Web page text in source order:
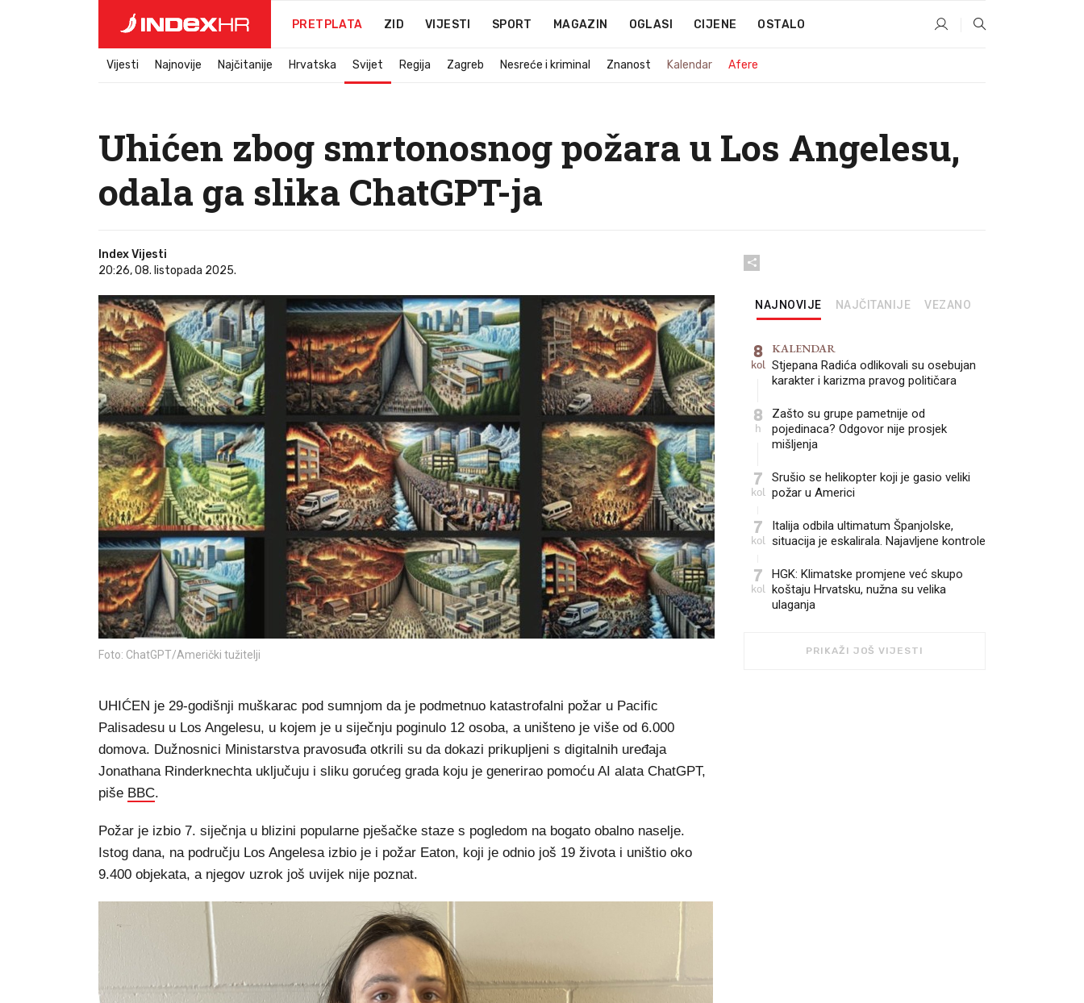
PRETPLATA ZID VIJESTI SPORT MAGAZIN OGLASI CIJENE OSTALO
Vijesti Najnovije Najčitanije Hrvatska Svijet Regija Zagreb Nesreće i kriminal Znanost Kalendar Afere
Uhićen zbog smrtonosnog požara u Los Angelesu,
odala ga slika ChatGPT-ja
Index Vijesti
20:26, 08. listopada 2025.
Foto: ChatGPT/Američki tužitelji
UHIĆEN je 29-godišnji muškarac pod sumnjom da je podmetnuo katastrofalni požar u Pacific
Palisadesu u Los Angelesu, u kojem je u siječnju poginulo 12 osoba, a uništeno je više od 6.000
domova. Dužnosnici Ministarstva pravosuđa otkrili su da dokazi prikupljeni s digitalnih uređaja
Jonathana Rinderknechta uključuju i sliku gorućeg grada koju je generirao pomoću AI alata ChatGPT,
piše BBC.
Požar je izbio 7. siječnja u blizini popularne pješačke staze s pogledom na bogato obalno naselje.
Istog dana, na području Los Angelesa izbio je i požar Eaton, koji je odnio još 19 života i uništio oko
9.400 objekata, a njegov uzrok još uvijek nije poznat.
NAJNOVIJE NAJČITANIJE VEZANO
8
kol
KALENDAR
Stjepana Radića odlikovali su osebujan
karakter i karizma pravog političara
8
h
Zašto su grupe pametnije od
pojedinaca? Odgovor nije prosjek
mišljenja
7
kol
Srušio se helikopter koji je gasio veliki
požar u Americi
7
kol
Italija odbila ultimatum Španjolske,
situacija je eskalirala. Najavljene kontrole
7
kol
HGK: Klimatske promjene već skupo
koštaju Hrvatsku, nužna su velika
ulaganja
PRIKAŽI JOŠ VIJESTI